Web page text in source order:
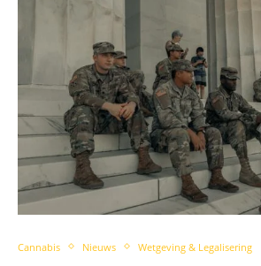
Cannabis Nieuws Wetgeving & Legalisering